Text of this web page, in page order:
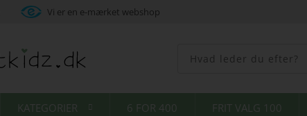
Vi er en e-mærket webshop
KATEGORIER 6 FOR 400 FRIT VALG 100